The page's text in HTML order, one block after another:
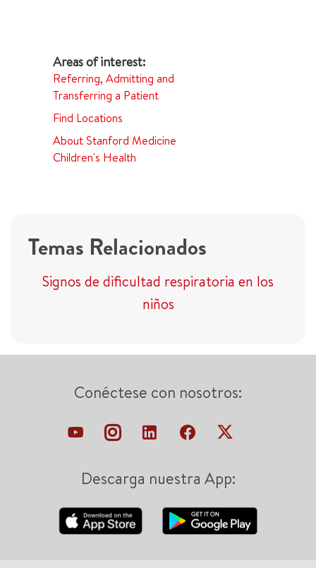
Referring, Admitting and
Transferring a Patient
Find Locations
About Stanford Medicine
Children's Health
Temas Relacionados
Signos de dificultad respiratoria en los
niños
Conéctese con nosotros:
Descarga nuestra App: